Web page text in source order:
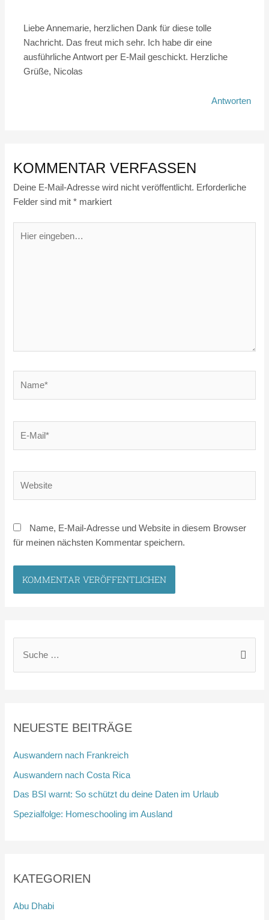
Liebe Annemarie, herzlichen Dank für diese tolle
Nachricht. Das freut mich sehr. Ich habe dir eine
ausführliche Antwort per E-Mail geschickt. Herzliche
Grüße, Nicolas
Antworten
KOMMENTAR VERFASSEN
Deine E-Mail-Adresse wird nicht veröffentlicht. Erforderliche
Felder sind mit* markiert
eingeben…
Name, E-Mail-Adresse und Website in diesem Browser
für meinen nächsten Kommentar speichern.
n
n
:
NEUESTE BEITRÄGE
Auswandern nach Frankreich
Auswandern nach Costa Rica
Das BSI warnt: So schützt du deine Daten im Urlaub
Spezialfolge: Homeschooling im Ausland
KATEGORIEN
Abu Dhabi